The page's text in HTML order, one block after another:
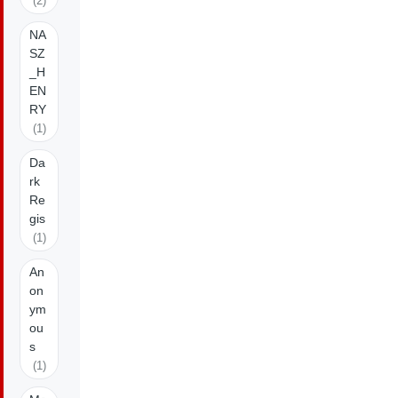
NA
SZ
_H
EN
RY
(1)
Da
rk
Re
gis
(1)
An
on
ym
ou
s
(1)